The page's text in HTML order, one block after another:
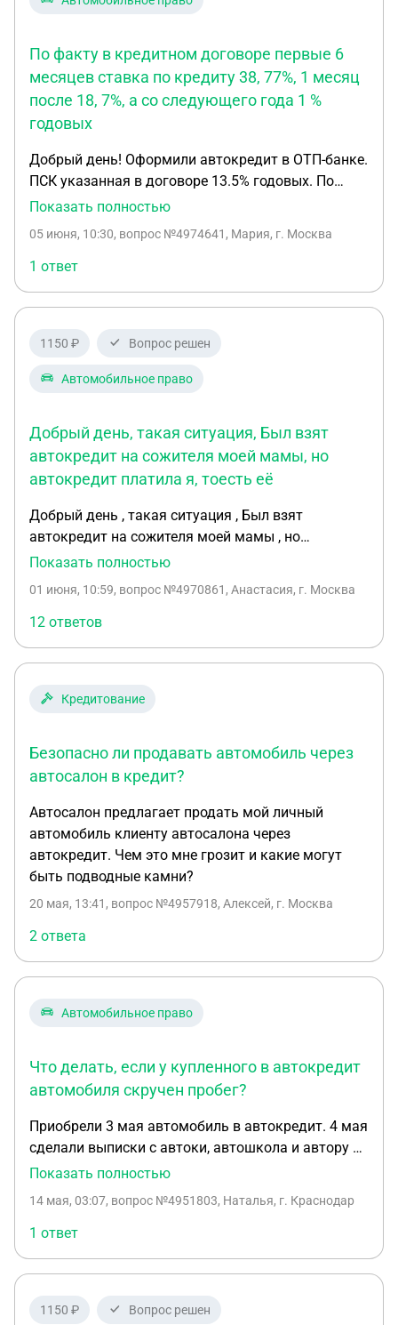
По факту в кредитном договоре первые 6
месяцев ставка по кредиту 38, 77%, 1 месяц
после 18, 7%, а со следующего года 1 %
годовых
Добрый день! Оформили автокредит в ОТП-банке.
ПСК указанная в договоре 13.5% годовых. По
факту в кредитном договоре первые 6 месяцев
со следующего года 1 % годовых. В договоре
указано, что переменная ставка не применяется.
Простыми словами банк хочет получить все
проценты по кредиту в первые полгода. Законны
Показать полностью
05 июня, 10:30, вопрос №4974641, Мария, г. Москва
1 ответ
1150 ₽ Вопрос решен
Автомобильное право
Добрый день, такая ситуация, Был взят
автокредит на сожителя моей мамы, но
автокредит платила я, тоесть её
Добрый день , такая ситуация , Был взят
автокредит на сожителя моей мамы , но
автокредит платила я , тоесть её дочь , Но
машину ей , Как вернуть деньги за выплаченный
кредит мной ?
Показать полностью
01 июня, 10:59, вопрос №4970861, Анастасия, г. Москва
12 ответов
Кредитование
Безопасно ли продавать автомобиль через
автосалон в кредит?
Автосалон предлагает продать мой личный
автомобиль клиенту автосалона через
автокредит. Чем это мне грозит и какие могут
быть подводные камни?
20 мая, 13:41 , вопрос №4957918, Алексей, г. Москва
2 ответа
Автомобильное право
Что делать, если у купленного в автокредит
автомобиля скручен пробег?
Приобрели 3 мая автомобиль в автокредит. 4 мая
сделали выписки с автоки, автошкола и автору и
обнаружили, что на скручен пробег. Написали
расторжения ДКП. Приьензию приняли. Далее
предоставили ответ в котором если в двух словах
они написали, что при встрече всё обсудим. Мы
так же в переписке начали настаивать, чтобы они
урегулирования, а именно расторжение дкп, по
Показать полностью
14 мая, 03:07, вопрос №4951803, Наталья, г. Краснодар
1 ответ
1150 ₽ Вопрос решен